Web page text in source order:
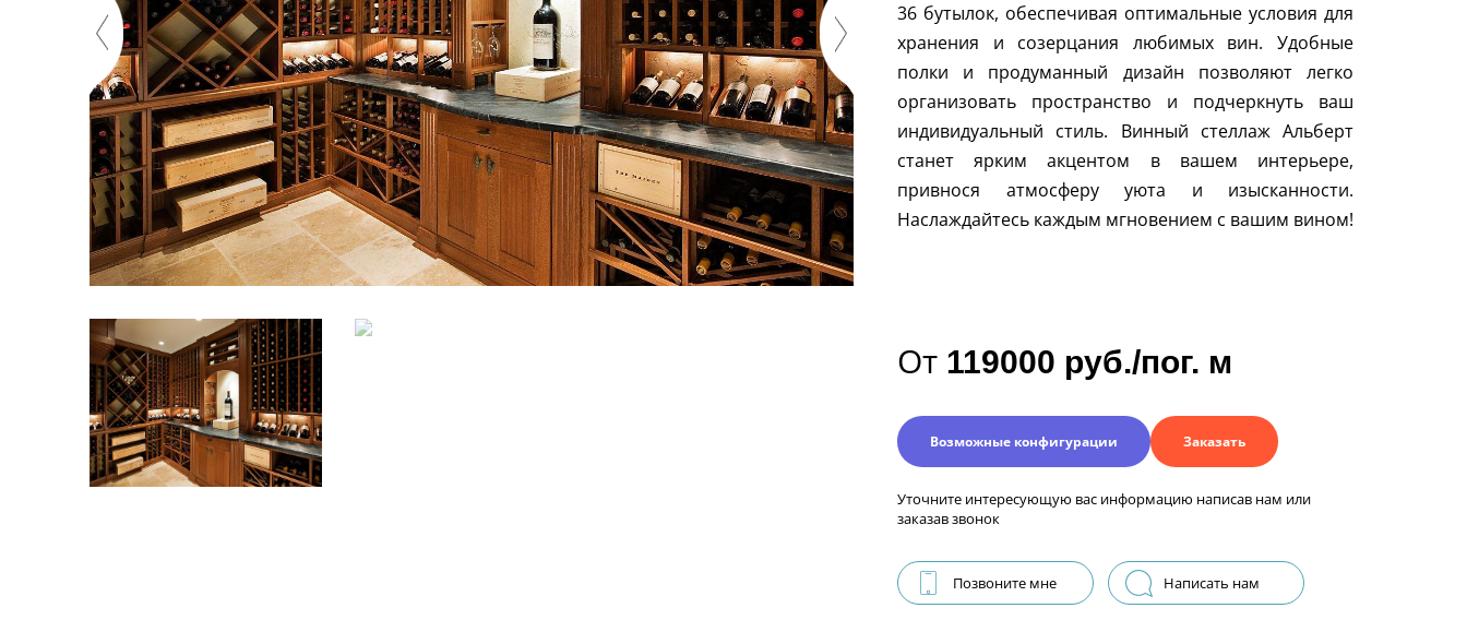
36 бутылок, обеспечивая оптимальные условия для
хранения и созерцания любимых вин. Удобные
полки и продуманный дизайн позволяют легко
организовать пространство и подчеркнуть ваш
индивидуальный стиль. Винный стеллаж Альберт
станет ярким акцентом в вашем интерьере,
привнося атмосферу уюта и изысканности.
Наслаждайтесь каждым мгновением с вашим вином!
От 119000 руб./пог. м
Возможные конфигурации Заказать
Уточните интересующую вас информацию написав нам или
заказав звонок
Позвоните мне Написать нам